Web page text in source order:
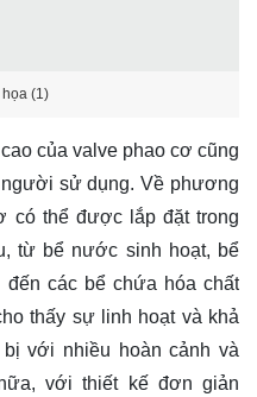
(1)
của valve phao cơ cũng
người sử dụng. Về phương
có thể được lắp đặt trong
từ bể nước sinh hoạt, bể
các bể chứa hóa chất
thấy sự linh hoạt và khả
với nhiều hoàn cảnh và
với thiết kế đơn giản